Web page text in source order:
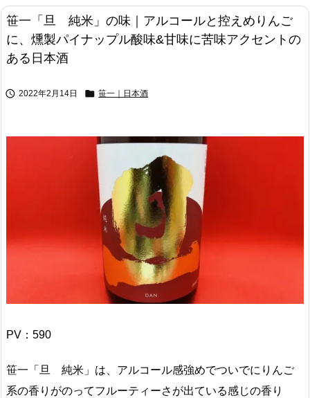
次へ

笹一「旦 純米」の味｜アルコールと控えめりんご
に、燻製パイナップル酸味&甘味に苦味アクセントの
ある日本酒
 2022年2月14日  笹一｜日本酒
PV： 590
笹一「旦 純米」は、アルコール感強めでついでにりんご
系の香りがのってフルーティーさが出ている感じの香り